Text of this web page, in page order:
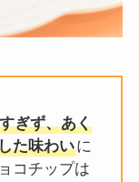
ぎず、あく
た味わいに
コチップは